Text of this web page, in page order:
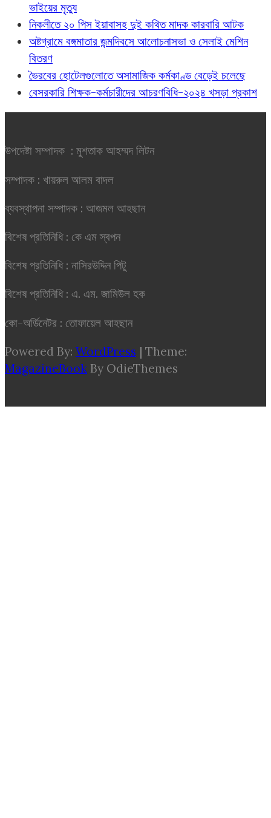
ভাইয়ের মৃত্যু
নিকলীতে ২০ পিস ইয়াবাসহ দুই কথিত মাদক কারবারি আটক
অষ্টগ্রামে বঙ্গমাতার জন্মদিবসে আলোচনাসভা ও সেলাই মেশিন
বিতরণ
ভৈরবের হোটেলগুলোতে অসামাজিক কর্মকাণ্ড বেড়েই চলেছে
বেসরকারি শিক্ষক-কর্মচারীদের আচরণবিধি-২০২৪ খসড়া প্রকাশ
উপদেষ্টা সম্পাদক : মুশতাক আহম্মদ লিটন
সম্পাদক : খায়রুল আলম বাদল
ব্যবস্থাপনা সম্পাদক : আজমল আহছান
বিশেষ প্রতিনিধি : কে এম স্বপন
বিশেষ প্রতিনিধি : নাসিরউদ্দিন পিটু
বিশেষ প্রতিনিধি : এ. এম. জামিউল হক
কো-অর্ডিনেটর : তোফায়েল আহছান
Powered By: WordPress | Theme:
MagazineBook By OdieThemes